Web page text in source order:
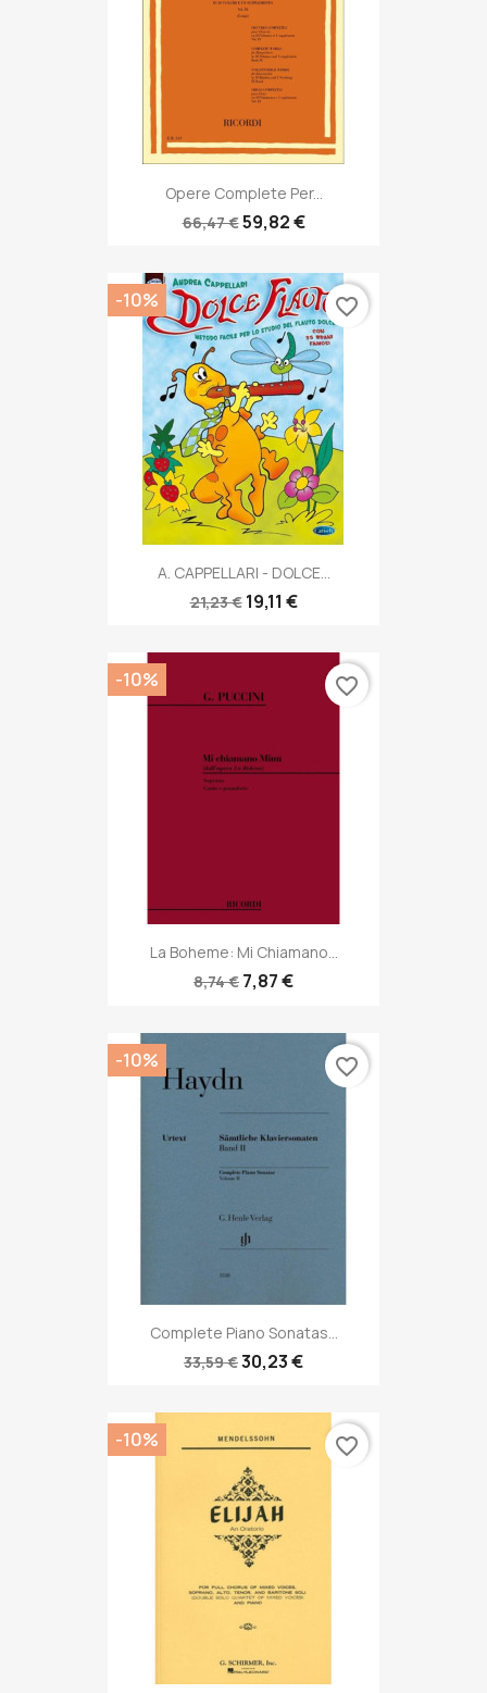
Opere Complete Per...
66,47 €59,82 €
A. CAPPELLARI - DOLCE...
21,23 € 19,11 €
-10% favorite_border
La Boheme: Mi Chiamano...
8,74 € 7,87 €
-10% favorite_border
Complete Piano Sonatas...
33,59 €30,23 €
-10% favorite_border
-10% favorite_border